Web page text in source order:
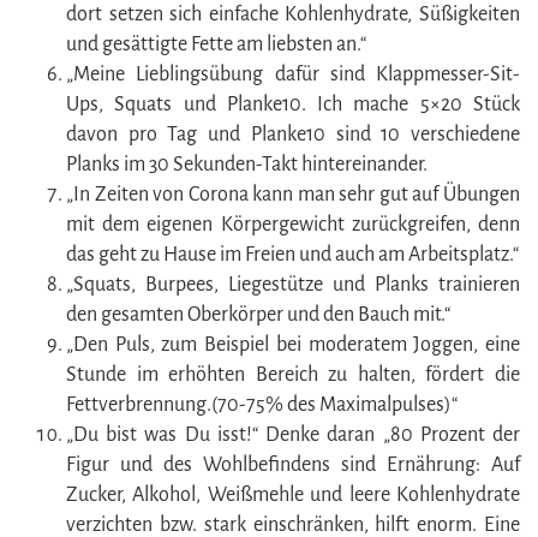
dort setzen sich einfache Kohlenhydrate, Süßigkeiten
und gesättigte Fette am liebsten an.“
„Meine Lieblingsübung dafür sind Klappmesser-Sit-
Ups, Squats und Planke10. Ich mache 5×20 Stück
davon pro Tag und Planke10 sind 10 verschiedene
Planks im 30 Sekunden-Takt hintereinander.
„In Zeiten von Corona kann man sehr gut auf Übungen
mit dem eigenen Körpergewicht zurückgreifen, denn
das geht zu Hause im Freien und auch am Arbeitsplatz.“
„Squats, Burpees, Liegestütze und Planks trainieren
den gesamten Oberkörper und den Bauch mit.“
„Den Puls, zum Beispiel bei moderatem Joggen, eine
Stunde im erhöhten Bereich zu halten, fördert die
Fettverbrennung.(70-75% des Maximalpulses)“
„Du bist was Du isst!“ Denke daran „80 Prozent der
Figur und des Wohlbefindens sind Ernährung: Auf
Zucker, Alkohol, Weißmehle und leere Kohlenhydrate
verzichten bzw. stark einschränken, hilft enorm. Eine